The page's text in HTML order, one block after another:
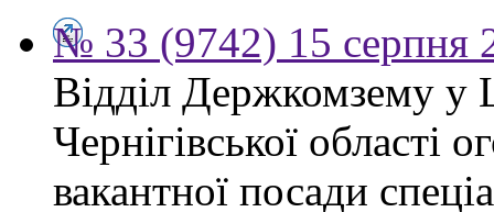
№ 33 (9742) 15 серпня
Відділ Держкомзему у
Чернігівської області
вакантної посади